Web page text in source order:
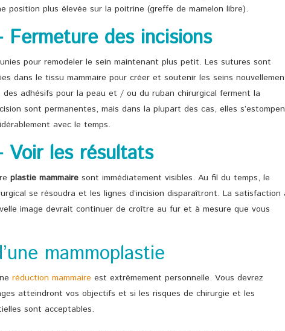
position plus élevée sur la poitrine (greffe de mamelon libre).
Fermeture des incisions
pour remodeler le sein maintenant plus petit. Les sutures sont
dans le tissu mammaire pour créer et soutenir les seins
des adhésifs pour la peau et / ou du ruban chirurgical ferment la
sont permanentes, mais dans la plupart des cas, elles
avec le temps.
Voir les résultats
plastie mammaire sont immédiatement visibles. Au fil du temps, le
se résoudra et les lignes d’incision disparaîtront. La satisfaction
image devrait continuer de croître au fur et à mesure que vous
mammoplastie
réduction mammaire est extrêmement personnelle. Vous devrez
atteindront vos objectifs et si les risques de chirurgie et les
sont acceptables.